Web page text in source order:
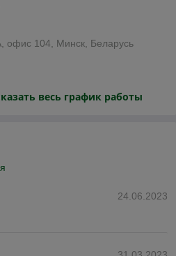
офис 104, Минск, Беларусь
весь график работы
24.06.2023